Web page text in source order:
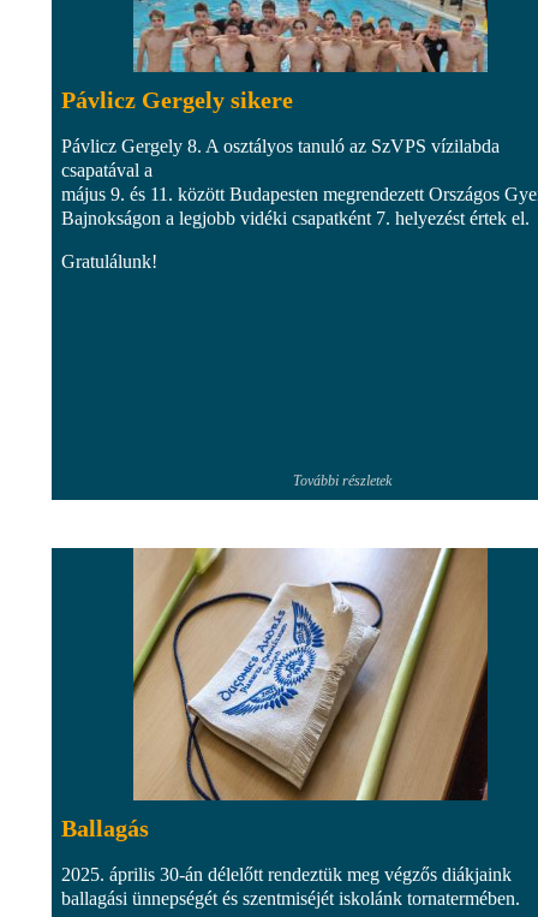
Pávlicz Gergely sikere
Pávlicz Gergely 8. A osztályos tanuló az SzVPS vízilabda
csapatával a
május 9. és 11. között Budapesten megrendezett Országos
Bajnokságon a legjobb vidéki csapatként 7. helyezést értek el.
Gratulálunk!
További részletek
Ballagás
2025. április 30-án délelőtt rendeztük meg végzős diákjaink
ballagási ünnepségét és szentmiséjét iskolánk tornatermében.